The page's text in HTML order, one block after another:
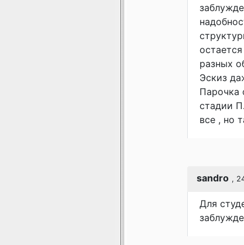
разных
Эскиз
Парочка
стадии
все , но
sandro ,
Для